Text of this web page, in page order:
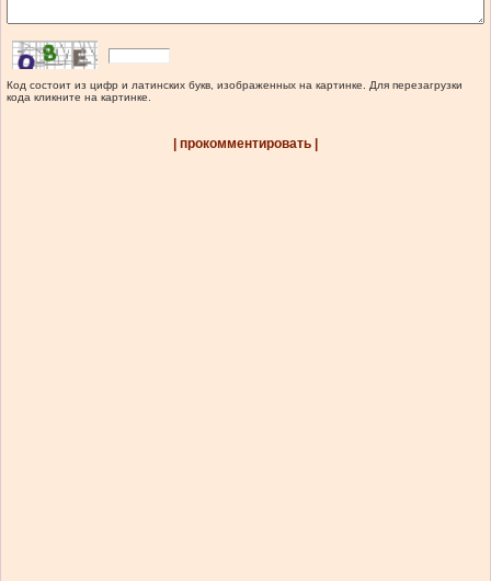
Код состоит из цифр и латинских букв, изображенных на картинке. Для перезагрузки
кода кликните на картинке.
| прокомментировать |